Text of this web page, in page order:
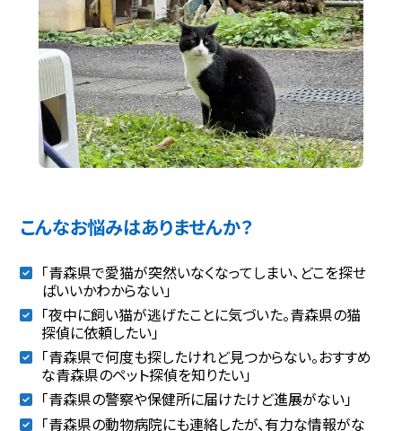
こんなお悩みはありませんか？
「青森県で愛猫が突然いなくなってしまい、どこを探せ
ばいいかわからない」
「夜中に飼い猫が逃げたことに気づいた。青森県の猫
探偵に依頼したい」
「青森県で何度も探したけれど見つからない。おすすめ
な青森県のペット探偵を知りたい」
「青森県の警察や保健所に届けたけど進展がない」
「青森県の動物病院にも連絡したが、有力な情報がな